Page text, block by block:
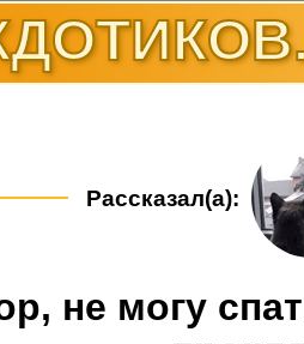
Рассказал(а):
не могу